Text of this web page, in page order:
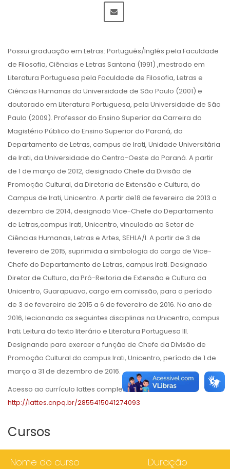
Possui graduação em Letras: Português/Inglês pela Faculdade
de Filosofia, Ciências e Letras Santana (1991) ,mestrado em
Literatura Portuguesa pela Faculdade de Filosofia, Letras e
Ciências Humanas da Universidade de São Paulo (2001) e
doutorado em Literatura Portuguesa, pela Universidade de São
Paulo (2009). Professor do Ensino Superior da Carreira do
Magistério Público do Ensino Superior do Paraná, do
Departamento de Letras, campus de Irati, Unidade Universitária
de Irati, da Universidade do Centro-Oeste do Paraná. A partir
de 1 de março de 2012, designado Chefe da Divisão de
Promoção Cultural, da Diretoria de Extensão e Cultura, do
Campus de Irati, Unicentro. A partir de18 de fevereiro de 2013 a
dezembro de 2014, designado Vice-Chefe do Departamento
de Letras,campus Irati, Unicentro, vinculado ao Setor de
Ciências Humanas, Letras e Artes, SEHLA/I. A partir de 3 de
fevereiro de 2015, suprimida a simbologia do cargo de Vice-
Chefe do Departamento de Letras, campus Irati. Designado
Diretor de Cultura, da Pró-Reitoria de Extensão e Cultura da
Unicentro, Guarapuava, cargo em comissão, para o período
de 3 de fevereiro de 2015 a 6 de fevereiro de 2016. No ano de
2016, lecionando as seguintes disciplinas na Unicentro, campus
Irati; Leitura do texto literário e Literatura Portuguesa III.
Designando para exercer a função de Chefe da Divisão de
Promoção Cultural do campus Irati, Unicentro, período de 1 de
março a 31 de dezembro de 2016.
Acesso ao currículo lattes completo em:
http://lattes.cnpq.br/2855415041274093
Cursos
Nome do curso Duração